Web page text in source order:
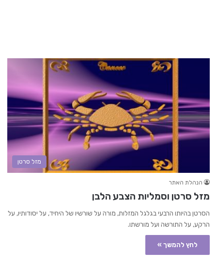
מזל סרטן
הנהלת האתר
מזל סרטן וסמליות הצבע הלבן
הסרטן בהיותו הרבעי בגלגל המזלות, מורה על שורשיו של היחיד, על יסודותיו, על
הרקע, על התורשה ועל מורשתו.
לחץ להמשך »